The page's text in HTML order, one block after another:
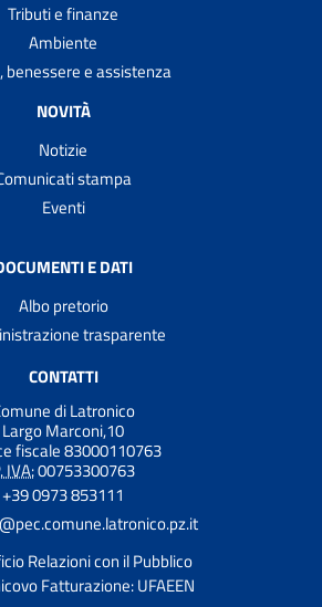
Tributi e finanze
Ambiente
benessere e assistenza
NOVITÀ
Notizie
stampa
Eventi
E DATI
Albo pretorio
trasparente
CONTATTI
di Latronico
Largo Marconi,10
fiscale 83000110763
IVA:00753300763
+39 0973 853111
Relazioni con il Pubblico
Fatturazione: UFAEEN